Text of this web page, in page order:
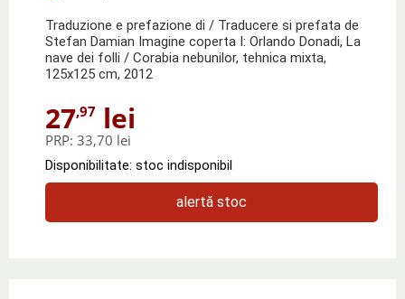
Traduzione e prefazione di / Traducere si prefata de
Stefan Damian Imagine coperta I: Orlando Donadi, La
nave dei folli / Corabia nebunilor, tehnica mixta,
125x125 cm, 2012
27,97 lei
PRP: 33,70 lei
Disponibilitate: stoc indisponibil
alertă stoc